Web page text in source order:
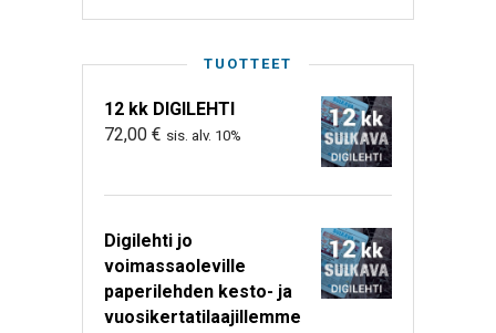
TUOTTEET
12 kk DIGILEHTI
72,00 € sis. alv. 10%
Digilehti jo
voimassaoleville
paperilehden kesto- ja
vuosikertatilaajillemme